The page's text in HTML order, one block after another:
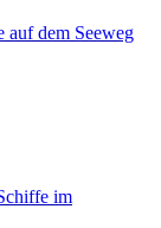
auf dem Seeweg
im